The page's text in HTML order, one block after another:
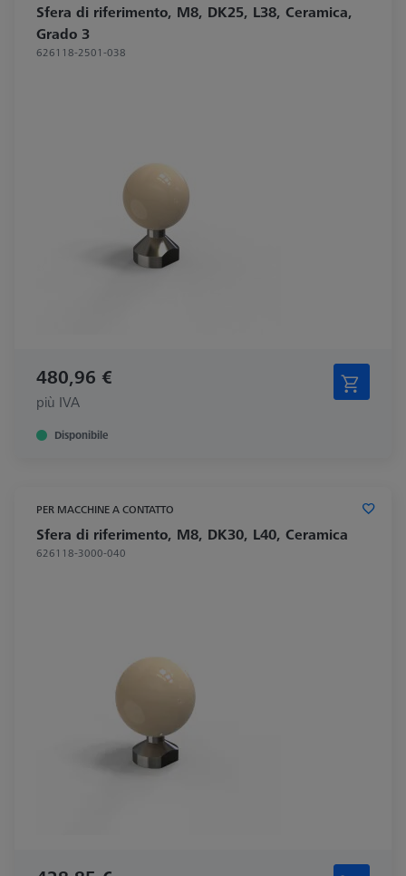
Sfera di riferimento, M8, DK25, L38, Ceramica,
Grado 3
626118-2501-038
480,96 €
più IVA
Disponibile
PER MACCHINE A CONTATTO
Sfera di riferimento, M8, DK30, L40, Ceramica
626118-3000-040